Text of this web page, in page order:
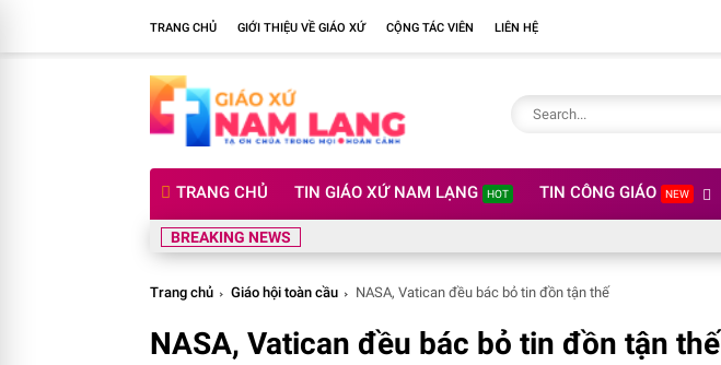
TRANG CHỦ GIỚI THIỆU VỀ GIÁO XỨ CỘNG TÁC VIÊN LIÊN HỆ
TRANG CHỦ TIN GIÁO XỨ NAM LẠNG HOT TIN CÔNG GIÁO NEW
BREAKING NEWS
Trang chủ Giáo hội toàn cầu NASA, Vatican đều bác bỏ tin đồn tận thế
NASA, Vatican đều bác bỏ tin đồn tận thế